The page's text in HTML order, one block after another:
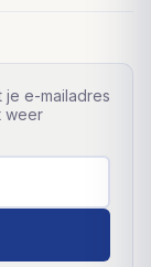
je e-mailadres
weer